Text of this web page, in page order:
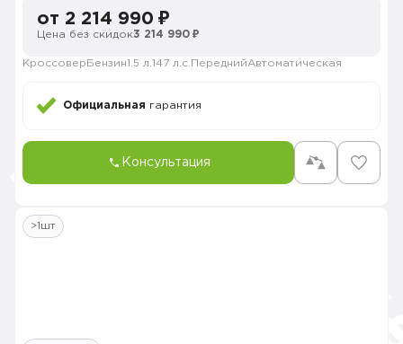
от 2 214 990 ₽
Цена без скидок3 214 990 ₽
Кроссовер Бензин1.5 л. 147 л.с. ПереднийАвтоматическая
Официальная гарантия
Консультация
>1шт